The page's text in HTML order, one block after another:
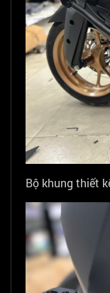
Bộ khung thiết